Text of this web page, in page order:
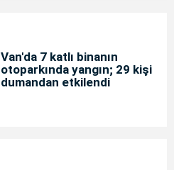
Van'da 7 katlı binanın
otoparkında yangın; 29 kişi
dumandan etkilendi